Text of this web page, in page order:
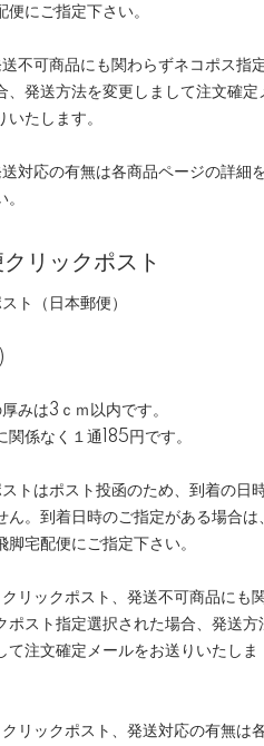
便にご指定下さい。
不可商品にも関わらずネコポス指
、発送方法を変更しまして注文確定
いたします。
対応の有無は各商品ページの詳細
リックポスト
ト（日本郵便）
)
みは3ｃｍ以内です。
関係なく１通185円です。
トはポスト投函のため、到着の日
ん。到着日時のご指定がある場合は、
脚宅配便にご指定下さい。
リックポスト、発送不可商品にも
ポスト指定選択された場合、発送方
て注文確定メールをお送りいたしま
リックポスト、発送対応の有無は